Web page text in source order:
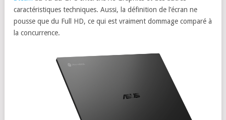
caractéristiques techniques. Aussi, la définition de l’écran ne
pousse que du Full HD, ce qui est vraiment dommage comparé à
la concurrence.